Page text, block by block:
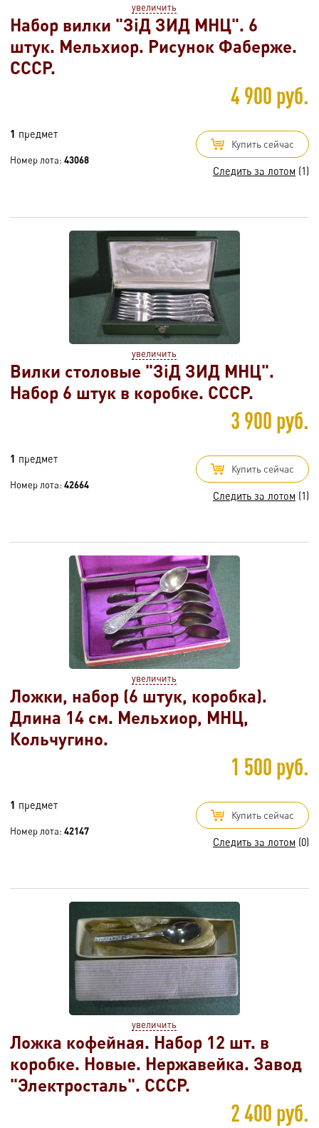
увеличить
Набор вилки "ЗiД ЗИД МНЦ". 6
штук. Мельхиор. Рисунок Фаберже.
СССР.
4 900 руб.
1 предмет
Номер лота: 43068
Купить сейчас
Следить за лотом (1)
увеличить
Вилки столовые "ЗiД ЗИД МНЦ".
Набор 6 штук в коробке. СССР.
3 900 руб.
1 предмет
Номер лота: 42664
Купить сейчас
Следить за лотом (1)
увеличить
Ложки, набор (6 штук, коробка).
Длина 14 см. Мельхиор, МНЦ,
Кольчугино.
1 500 руб.
1 предмет
Номер лота: 42147
Купить сейчас
Следить за лотом (0)
увеличить
Ложка кофейная. Набор 12 шт. в
коробке. Новые. Нержавейка. Завод
"Электросталь". СССР.
2 400 руб.